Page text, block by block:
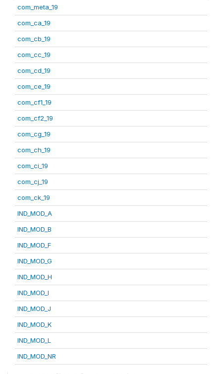
com_meta_19
com_ca_19
com_cb_19
com_cc_19
com_cd_19
com_ce_19
com_cf1_19
com_cf2_19
com_cg_19
com_ch_19
com_ci_19
com_cj_19
com_ck_19
IND_MOD_A
IND_MOD_B
IND_MOD_F
IND_MOD_G
IND_MOD_H
IND_MOD_I
IND_MOD_J
IND_MOD_K
IND_MOD_L
IND_MOD_NR